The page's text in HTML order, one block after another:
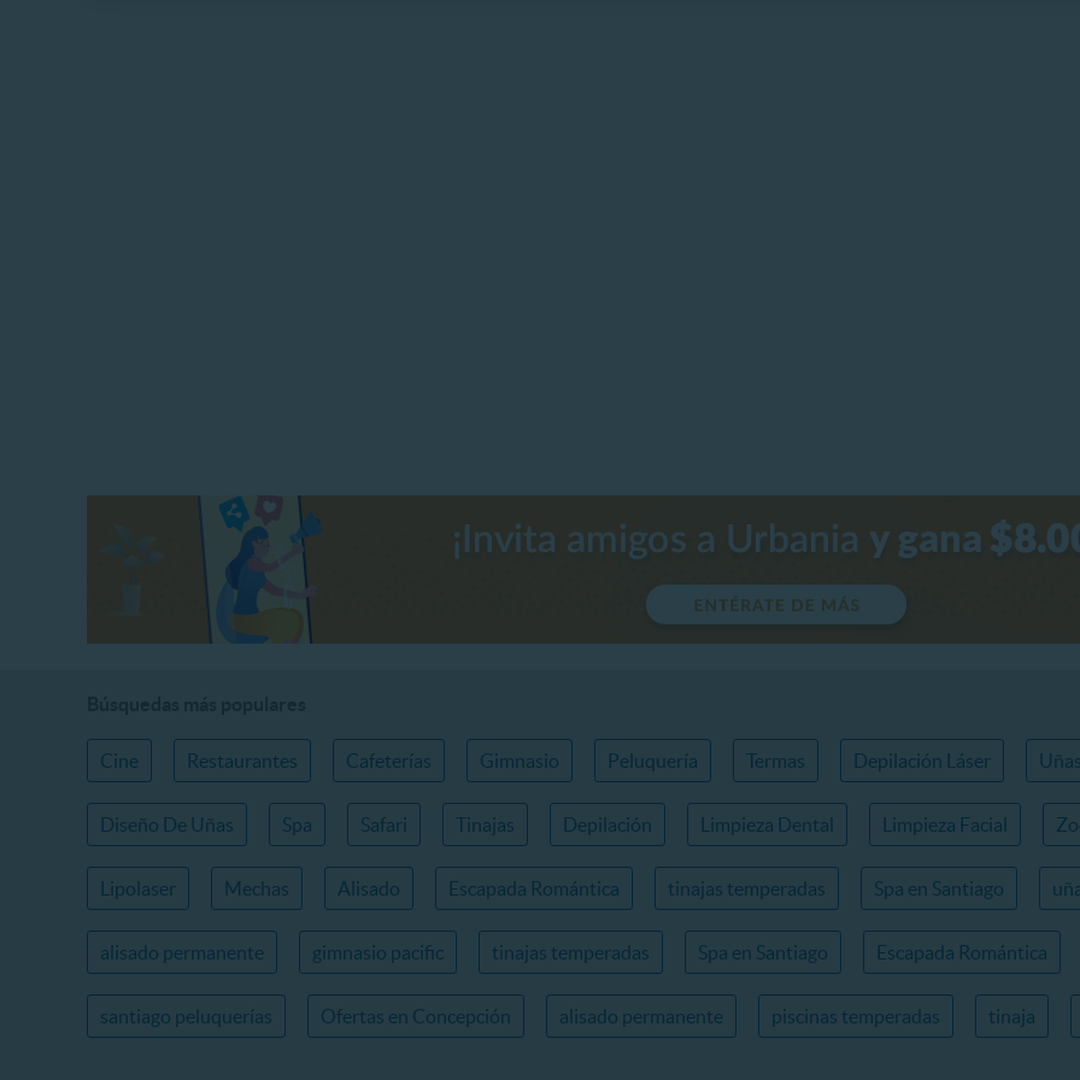
Cine Restaurantes Cafeterías Gimnasio Peluquería Termas Depilación Láser
Diseño De Uñas Spa Safari Tinajas Depilación Limpieza Dental Limpieza Facial
Lipolaser Mechas Alisado Escapada Romántica tinajas temperadas Spa en Santiago
alisado permanente gimnasio pacific tinajas temperadas Spa en Santiago Escapada Romántica
santiago peluquerías Ofertas en Concepción alisado permanente piscinas temperadas tinaja